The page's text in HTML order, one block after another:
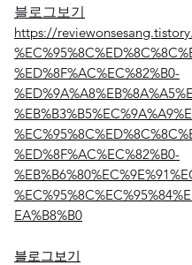
블로그보기
https://
%ED%8F%AC%EC%82%B0-
%ED%8F%AC%EC%82%B0-
EA%B8%B0
블로그보기